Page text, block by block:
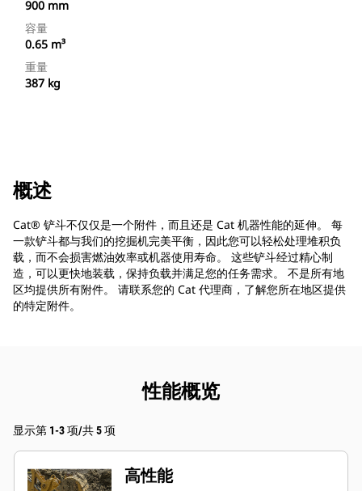
900 mm
容量
0.65 m³
重量
387 kg
概述
Cat® 铲斗不仅仅是一个附件，而且还是 Cat 机器性能的延伸。 每
一款铲斗都与我们的挖掘机完美平衡，因此您可以轻松处理堆积负
载，而不会损害燃油效率或机器使用寿命。 这些铲斗经过精心制
造，可以更快地装载，保持负载并满足您的任务需求。 不是所有地
区均提供所有附件。 请联系您的 Cat 代理商，了解您所在地区提供
的特定附件。
性能概览
显示第 1-3 项/共 5 项
高性能